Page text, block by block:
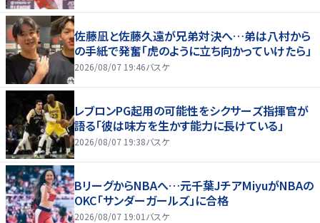
佐藤凪と佐藤久遠が兄弟対決へ…弟は八村から
の手紙で発奮「虎のように立ち向かっていけたら」
2026/08/07 19:46バスケ
レブロンPG起用の可能性をシクサーズ指揮官が
語る「彼は味方を生かす能力に長けている」
2026/08/07 19:38バスケ
BリーグからNBAへ…元千葉JチアMiyuがNBAの
OKC「サンダーガールズ」に合格
2026/08/07 19:01 バスケ